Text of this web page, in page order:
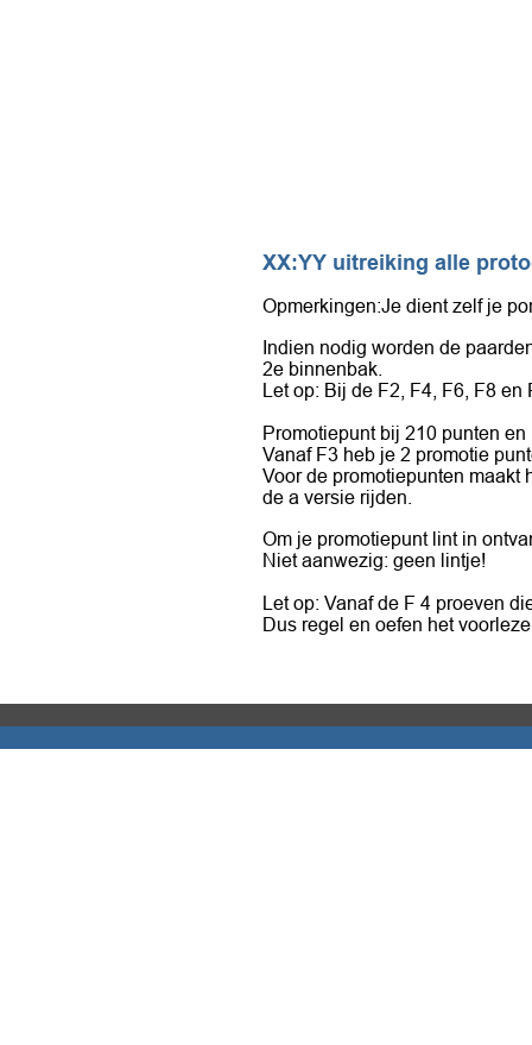
XX:YY uitreiking alle
Opmerkingen:Je dient zelf je
Indien nodig worden de
2e binnenbak.
Let op: Bij de F2, F4, F6, F8 en
Promotiepunt bij 210 punten en
Vanaf F3 heb je 2 promotie
Voor de promotiepunten maakt
de a versie rijden.
Om je promotiepunt lint in
Niet aanwezig: geen lintje!
Let op: Vanaf de F 4 proeven
Dus regel en oefen het